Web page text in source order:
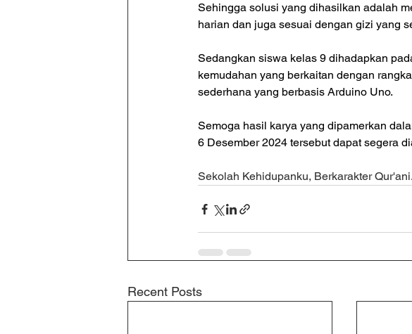
Sehingga solusi yang dihasilkan adalah
harian dan juga sesuai dengan gizi yang
Sedangkan siswa kelas 9 dihadapkan
kemudahan yang berkaitan dengan
sederhana yang berbasis Arduino Uno.
Semoga hasil karya yang dipamerkan
6 Desember 2024 tersebut dapat segera
Sekolah Kehidupanku, Berkarakter Qur'ani.
Recent Posts